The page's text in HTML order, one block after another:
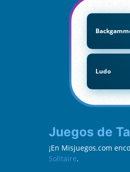
Ludo
Juegos de
¡En Misjuegos.com
Solitaire.